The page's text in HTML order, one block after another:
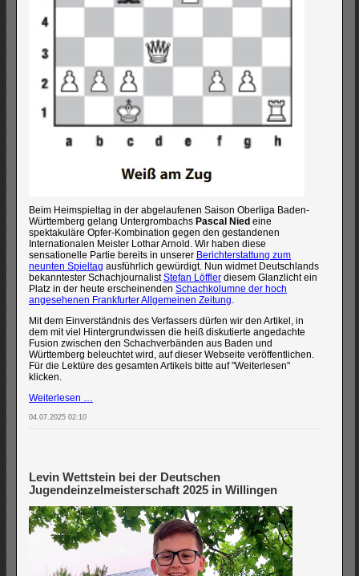
Beim Heimspieltag in der abgelaufenen Saison Oberliga Baden-
Württemberg gelang Untergrombachs Pascal Nied eine
spektakuläre Opfer-Kombination gegen den gestandenen
Internationalen Meister Lothar Arnold. Wir haben diese
sensationelle Partie bereits in unserer Berichterstattung zum
neunten Spieltag ausführlich gewürdigt. Nun widmet Deutschlands
bekanntester SchachjournalistStefan Löffler diesem Glanzlicht ein
Platz in der heute erscheinenden Schachkolumne der hoch
angesehenen Frankfurter Allgemeinen Zeitung
Mit dem Einverständnis des Verfassers dürfen wir den Artikel, in
dem mit viel Hintergrundwissen die heiß diskutierte angedachte
Fusion zwischen den Schachverbänden aus Baden und
Württemberg beleuchtet wird, auf dieser Webseite veröffentlichen.
Für die Lektüre des gesamten Artikels bitte auf "Weiterlesen"
klicken.
Weiterlesen …
Nied
die
FAZ
04.07.2025 02:10
Levin Wettstein bei der Deutschen
Jugendeinzelmeisterschaft 2025 in Willingen